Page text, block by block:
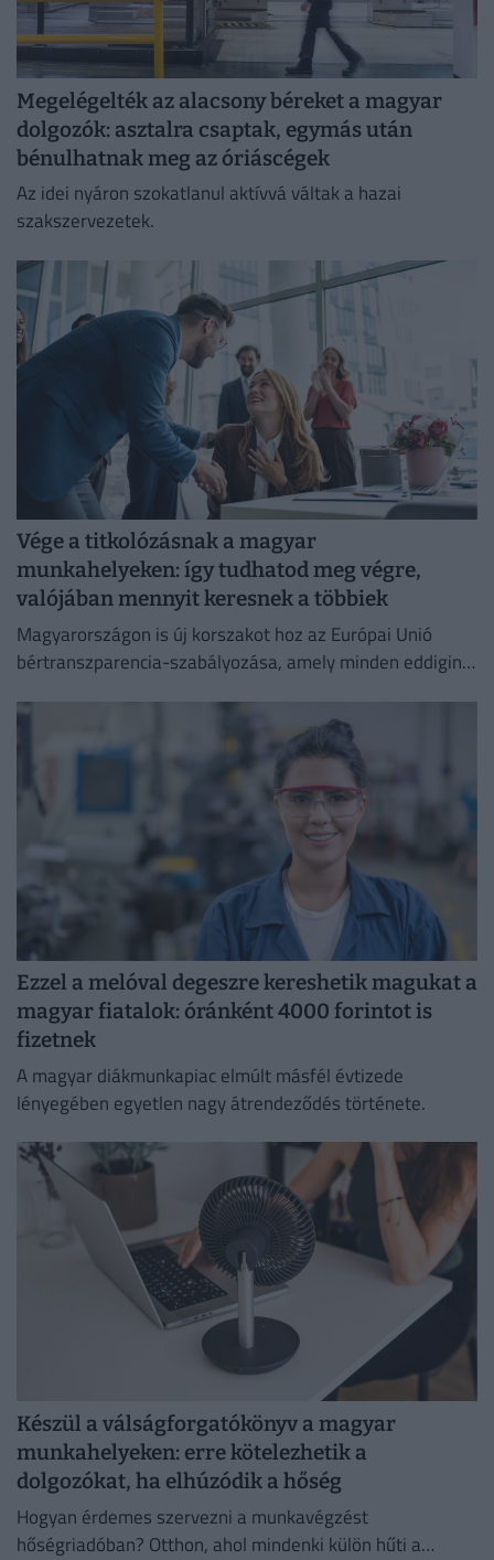
Megelégelték az alacsony béreket a magyar
dolgozók: asztalra csaptak, egymás után
bénulhatnak meg az óriáscégek
Az idei nyáron szokatlanul aktívvá váltak a hazai
szakszervezetek.
Vége a titkolózásnak a magyar
munkahelyeken: így tudhatod meg végre,
valójában mennyit keresnek a többiek
Magyarországon is új korszakot hoz az Európai Unió
bértranszparencia-szabályozása, amely minden eddiginél
Ezzel a melóval degeszre kereshetik magukat a
magyar fiatalok: óránként 4000 forintot is
fizetnek
A magyar diákmunkapiac elmúlt másfél évtizede
lényegében egyetlen nagy átrendeződés története.
Készül a válságforgatókönyv a magyar
munkahelyeken: erre kötelezhetik a
dolgozókat, ha elhúzódik a hőség
Hogyan érdemes szervezni a munkavégzést
hőségriadóban? Otthon, ahol mindenki külön hűti a